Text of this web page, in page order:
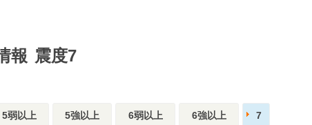
報 震度7
5弱以上 5強以上 6弱以上 6強以上 7